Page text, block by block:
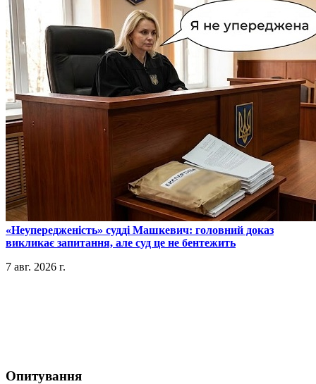
​«Неупередженість» судді Машкевич: головний доказ
викликає запитання, але суд це не бентежить
7 авг. 2026 г.
Опитування